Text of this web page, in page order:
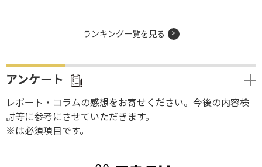
ランキング一覧を見る
アンケート
レポート・コラムの感想をお寄せください。今後の内容検
討等に参考にさせていただきます。
※は必須項目です。